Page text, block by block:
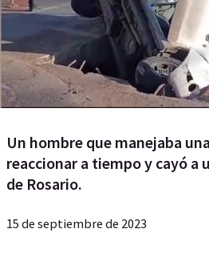
Un hombre que manejaba
reaccionar a tiempo y cayó a
de Rosario.
15 de septiembre de 2023